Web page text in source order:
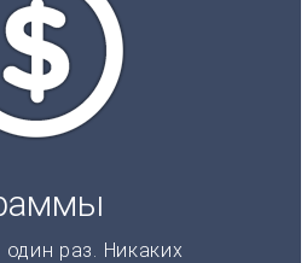
раз. Никаких